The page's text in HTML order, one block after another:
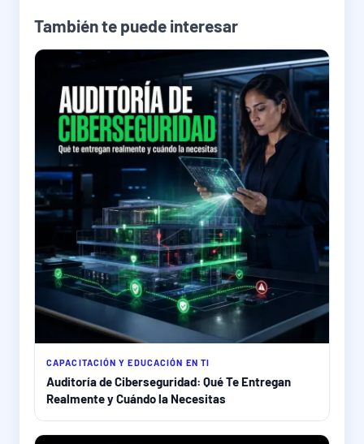
También te puede interesar
CAPACITACIÓN Y EDUCACIÓN EN TI
Auditoría de Ciberseguridad: Qué Te Entregan
Realmente y Cuándo la Necesitas